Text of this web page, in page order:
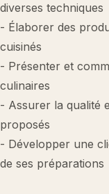
diverses techniques
- Élaborer des
cuisinés
- Présenter et
culinaires
- Assurer la qualité
proposés
- Développer une
de ses préparations